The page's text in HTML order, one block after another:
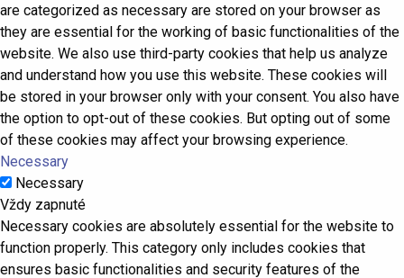
are categorized as necessary are stored on your browser as
they are essential for the working of basic functionalities of the
website. We also use third-party cookies that help us analyze
and understand how you use this website. These cookies will
be stored in your browser only with your consent. You also have
the option to opt-out of these cookies. But opting out of some
of these cookies may affect your browsing experience.
Necessary
Necessary
Vždy zapnuté
Necessary cookies are absolutely essential for the website to
function properly. This category only includes cookies that
ensures basic functionalities and security features of the